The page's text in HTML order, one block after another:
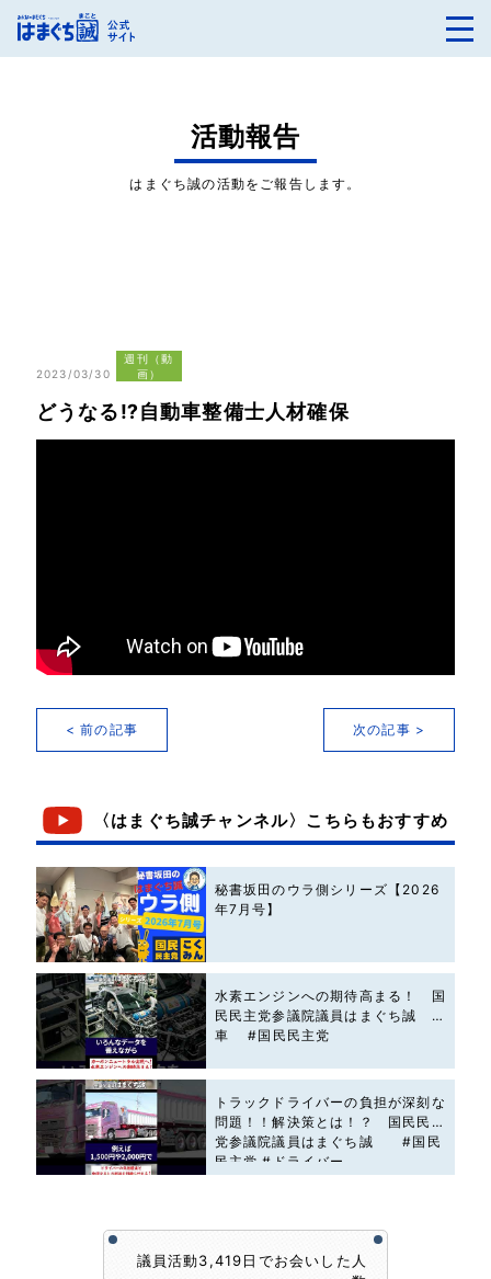
活動報告
はまぐち誠の活動をご報告します。
2023/03/30
週刊（動
画）
どうなる⁉︎自動車整備士人材確保
< 前の記事 次の記事 >
〈はまぐち誠チャンネル〉こちらもおすすめ
秘書坂田のウラ側シリーズ【2026
年7月号】
水素エンジンへの期待高まる！ 国
民民主党参議院議員はまぐち誠 #
車 #国民民主党
トラックドライバーの負担が深刻な
問題！！解決策とは！？ 国民民主
党参議院議員はまぐち誠 #国民
民主党 #ドライバー
議員活動3,419日でお会いした人